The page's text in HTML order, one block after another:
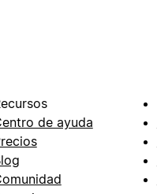
de ayuda